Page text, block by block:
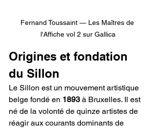
Fernand Toussaint — Les Maîtres de
l'Affiche vol 2 sur Gallica
Origines et fondation
du Sillon
Le Sillon est un mouvement artistique
belge fondé en 1893 à Bruxelles. Il est
né de la volonté de quinze artistes de
réagir aux courants dominants de